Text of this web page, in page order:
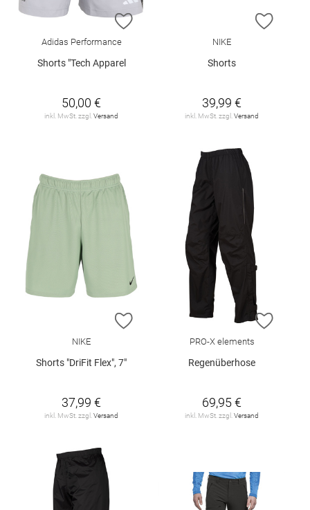
ZUR WUNSCHLISTE HINZUFÜGEN
Adidas Performance
Shorts "Tech Apparel
50,00 €
inkl. MwSt. zzgl.Versand
ZUR
NIKE
Shorts
39,99 €
inkl. MwSt. zzgl.Versand
ZUR WUNSCHLISTE HINZUFÜGEN
NIKE
Shorts "DriFit Flex", 7"
37,99 €
inkl. MwSt. zzgl. Versand
ZUR
PRO-X elements
Regenüberhose
69,95 €
inkl. MwSt. zzgl. Versand